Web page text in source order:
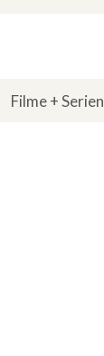
Filme + Serien